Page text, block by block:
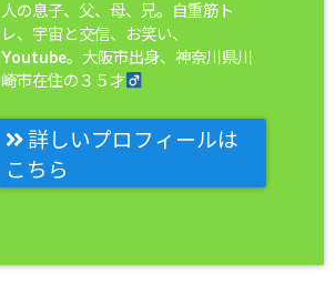
人の息子、父、母、兄。自重筋ト
レ、宇宙と交信、お笑い、
Youtube。大阪市出身、神奈川県川
崎市在住の３５才
詳しいプロフィールは
こちら